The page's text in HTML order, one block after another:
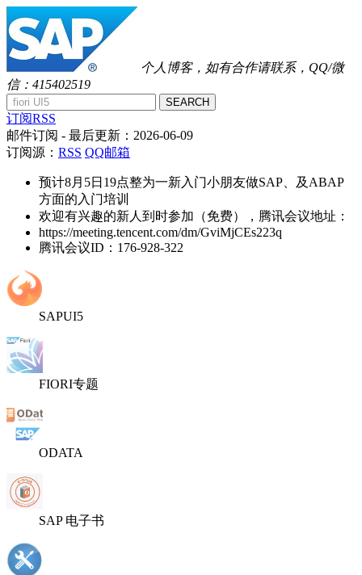
个人博客，如有合作请联系，QQ/微
信：415402519
SEARCH
订阅RSS
邮件订阅 - 最后更新： 2026-06-09
订阅源： RSS QQ邮箱
预计8月5日19点整为一新入门小朋友做SAP、及ABAP
方面的入门培训
欢迎有兴趣的新人到时参加（免费），腾讯会议地址：
https://meeting.tencent.com/dm/GviMjCEs223q
腾讯会议ID：176-928-322
SAPUI5
FIORI专题
ODATA
SAP 电子书